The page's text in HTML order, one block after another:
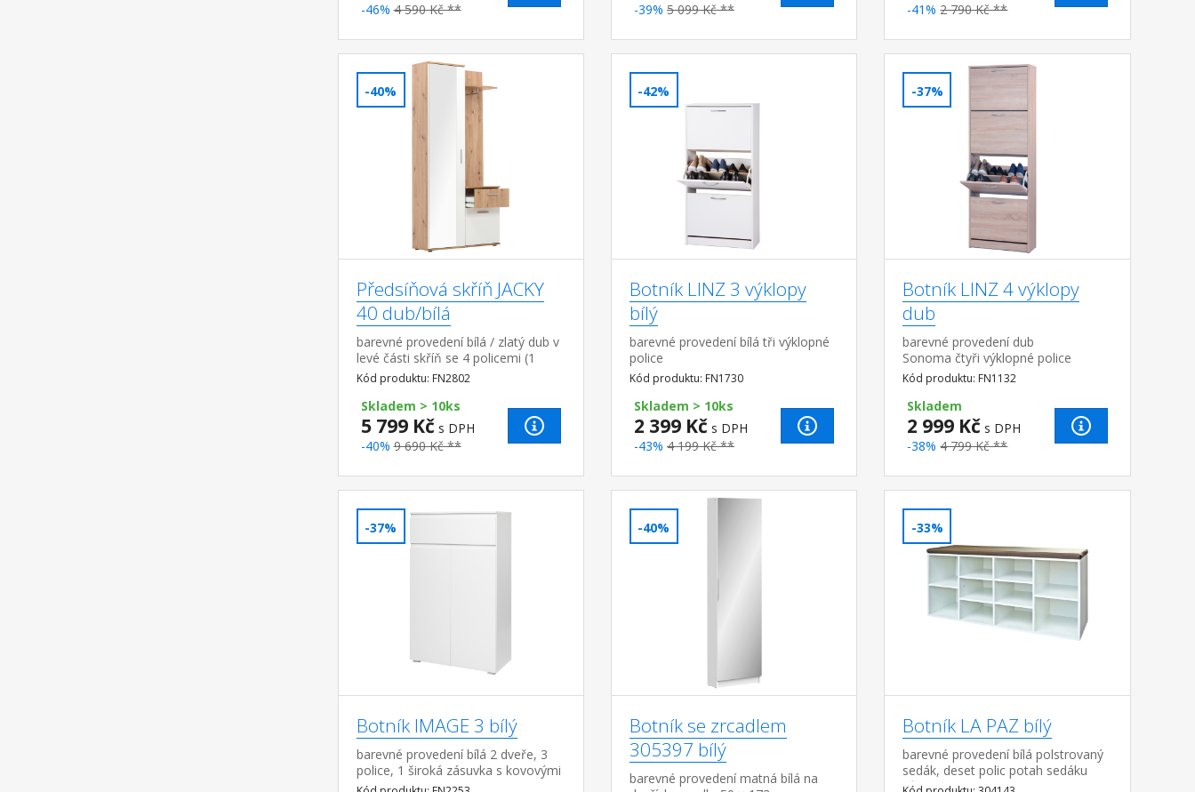
-46% 4 590 Kč **
-39% 5 099 Kč **
-41% 2 790 Kč **
-40%
Předsíňová skříň JACKY
40 dub/bílá
barevné provedení bílá / zlatý dub v
levé části skříň se 4 policemi (1
pevná a 3 variabilní) na přední
straně dveří je téměř po celé ploše
zrcadlo v p...
Kód produktu: FN2802
Skladem > 10ks
5 799 Kč s DPH
-40% 9 690 Kč **
-42%
Botník LINZ 3 výklopy
bílý
barevné provedení bílá tři výklopné
police
Kód produktu: FN1730
Skladem > 10ks
2 399 Kč s DPH
-43% 4 199 Kč **
-37%
Botník LINZ 4 výklopy
dub
barevné provedení dub
Sonoma čtyři výklopné police
Kód produktu: FN1132
Skladem
2 999 Kč s DPH
-38% 4 799 Kč **
-37%
Botník IMAGE 3 bílý
barevné provedení bílá 2 dveře, 3
police, 1 široká zásuvka s kovovými
pojezdy
-40%
Botník se zrcadlem
305397 bílý
barevné provedení matná bílá na
-33%
Botník LA PAZ bílý
barevné provedení bílá polstrovaný
sedák, deset polic potah sedáku
kůže – imitace, barevné provedení